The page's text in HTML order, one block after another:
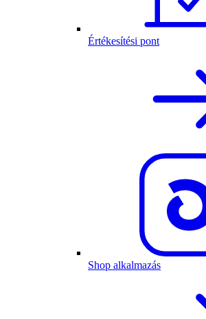
Értékesítési pont
Shop alkalmazás